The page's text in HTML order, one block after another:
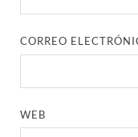
CORREO
WEB